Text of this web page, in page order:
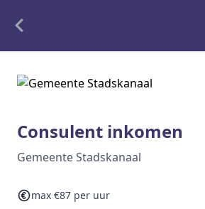
Alle opdrachten
Detachering
Interim opdrachten statistiek
Consulent inkomen
Gemeente Stadskanaal
max €87 per uur